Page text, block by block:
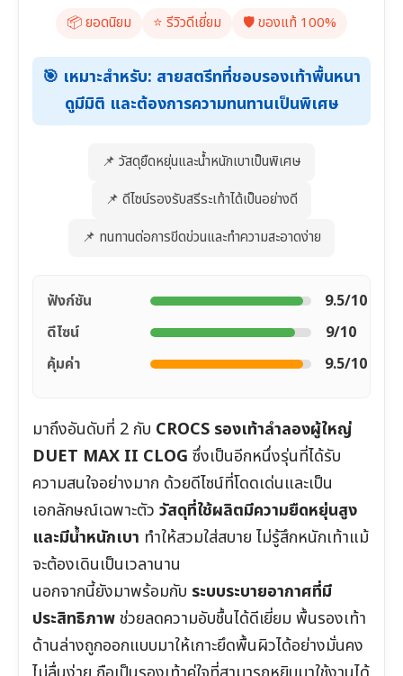
📦 ยอดนิยม ⭐️ รีวิวดีเยี่ยม 🛡️ ของแท้ 100%
🎯 เหมาะสำหรับ: สายสตรีทที่ชอบรองเท้าพื้นหนา
ดูมีมิติ และต้องการความทนทานเป็นพิเศษ
📌 วัสดุยืดหยุ่นและน้ำหนักเบาเป็นพิเศษ
📌 ดีไซน์รองรับสรีระเท้าได้เป็นอย่างดี
📌 ทนทานต่อการขีดข่วนและทำความสะอาดง่าย
ฟังก์ชัน
9.5/10
ดีไซน์
9/10
คุ้มค่า
9.5/10
มาถึงอันดับที่ 2 กับ CROCS รองเท้าลำลองผู้ใหญ่
DUET MAX II CLOG ซึ่งเป็นอีกหนึ่งรุ่นที่ได้รับ
ความสนใจอย่างมาก ด้วยดีไซน์ที่โดดเด่นและเป็น
เอกลักษณ์เฉพาะตัว วัสดุที่ใช้ผลิตมีความยืดหยุ่นสูง
และมีน้ำหนักเบา ทำให้สวมใส่สบาย ไม่รู้สึกหนักเท้าแม้
จะต้องเดินเป็นเวลานาน
นอกจากนี้ยังมาพร้อมกับ ระบบระบายอากาศที่มี
ประสิทธิภาพช่วยลดความอับชื้นได้ดีเยี่ยม พื้นรองเท้า
ด้านล่างถูกออกแบบมาให้เกาะยึดพื้นผิวได้อย่างมั่นคง